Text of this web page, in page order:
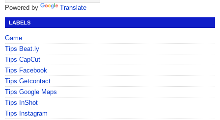
Powered by Translate
LABELS
Game
Tips Beat.ly
Tips CapCut
Tips Facebook
Tips Getcontact
Tips Google Maps
Tips InShot
Tips Instagram